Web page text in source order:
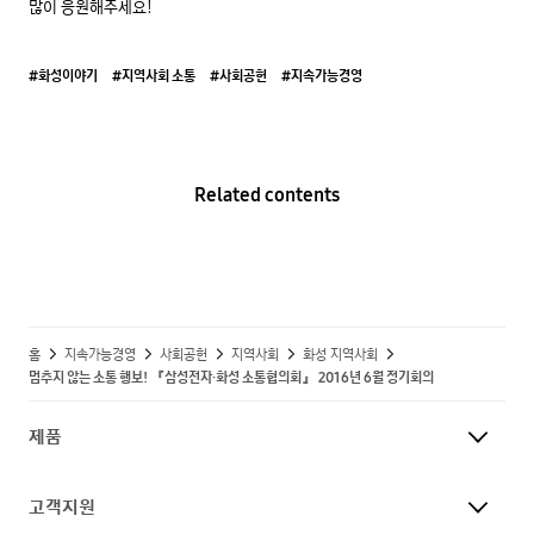
많이 응원해주세요!
#화성이야기 #지역사회 소통 #사회공헌 #지속가능경영
Related contents
홈 지속가능경영 사회공헌 지역사회
화성 지역사회
멈추지 않는 소통 행보! 『삼성전자·화성 소통협의회』 2016년 6월 정기회의
제품
고객지원